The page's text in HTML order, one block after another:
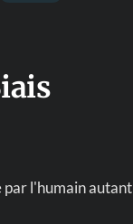
par l'humain autant